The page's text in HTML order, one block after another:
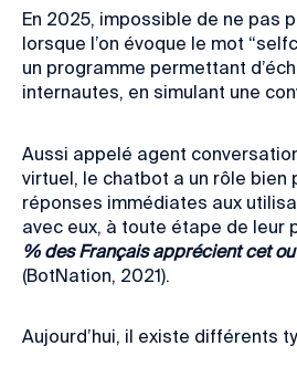
En 2025, impossible de ne pas
lorsque l’on évoque le mot
un programme permettant
internautes, en simulant une
Aussi appelé agent
virtuel, le chatbot a un rôle bien
réponses immédiates aux
avec eux, à toute étape de leur
% des Français apprécient cet
(BotNation, 2021).
Aujourd’hui, il existe différents